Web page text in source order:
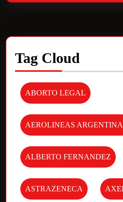
Tag Cloud
ABORTO LEGAL
AEROLINEAS
ALBERTO FERNANDEZ
ASTRAZENECA